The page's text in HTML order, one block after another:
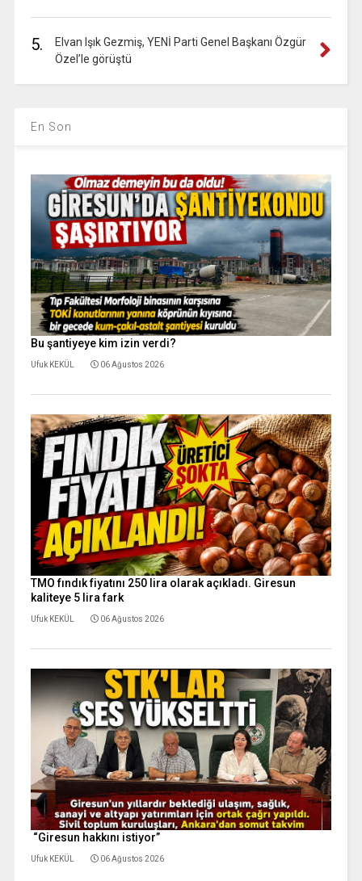
5.
Elvan Işık Gezmiş, YENİ Parti Genel Başkanı Özgür
Özel’le görüştü
En Son
Bu şantiyeye kim izin verdi?
Ufuk KEKÜL 06 Ağustos 2026
TMO fındık fiyatını 250 lira olarak açıkladı. Giresun
kaliteye 5 lira fark
Ufuk KEKÜL 06 Ağustos 2026
“Giresun hakkını istiyor”
Ufuk KEKÜL 06 Ağustos 2026